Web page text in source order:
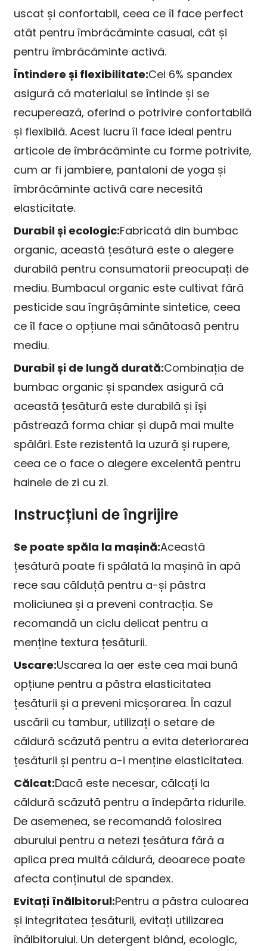
uscat și confortabil, ceea ce îl face perfect
atât pentru îmbrăcăminte casual, cât și
pentru îmbrăcăminte activă.
Întindere și flexibilitate:Cei 6% spandex
asigură că materialul se întinde și se
recuperează, oferind o potrivire confortabilă
și flexibilă. Acest lucru îl face ideal pentru
articole de îmbrăcăminte cu forme potrivite,
cum ar fi jambiere, pantaloni de yoga și
îmbrăcăminte activă care necesită
elasticitate.
Durabil și ecologic:Fabricată din bumbac
organic, această țesătură este o alegere
durabilă pentru consumatorii preocupați de
mediu. Bumbacul organic este cultivat fără
pesticide sau îngrășăminte sintetice, ceea
ce îl face o opțiune mai sănătoasă pentru
mediu.
Durabil și de lungă durată:Combinația de
bumbac organic și spandex asigură că
această țesătură este durabilă și își
păstrează forma chiar și după mai multe
spălări. Este rezistentă la uzură și rupere,
ceea ce o face o alegere excelentă pentru
hainele de zi cu zi.
Instrucțiuni de îngrijire
Se poate spăla la mașină:Această
țesătură poate fi spălată la mașină în apă
rece sau călduță pentru a-și păstra
moliciunea și a preveni contracția. Se
recomandă un ciclu delicat pentru a
menține textura țesăturii.
Uscare:Uscarea la aer este cea mai bună
opțiune pentru a păstra elasticitatea
țesăturii și a preveni micșorarea. În cazul
uscării cu tambur, utilizați o setare de
căldură scăzută pentru a evita deteriorarea
țesăturii și pentru a-i menține elasticitatea.
Călcat:Dacă este necesar, călcați la
căldură scăzută pentru a îndepărta ridurile.
De asemenea, se recomandă folosirea
aburului pentru a netezi țesătura fără a
aplica prea multă căldură, deoarece poate
afecta conținutul de spandex.
Evitați înălbitorul:Pentru a păstra culoarea
și integritatea țesăturii, evitați utilizarea
înălbitorului. Un detergent blând, ecologic,